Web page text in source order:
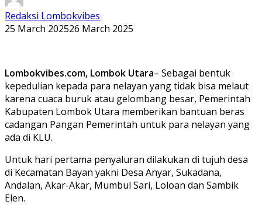
Redaksi Lombokvibes
25 March 202526 March 2025
Lombokvibes.com, Lombok Utara– Sebagai bentuk
kepedulian kepada para nelayan yang tidak bisa melaut
karena cuaca buruk atau gelombang besar, Pemerintah
Kabupaten Lombok Utara memberikan bantuan beras
cadangan Pangan Pemerintah untuk para nelayan yang
ada di KLU.
Untuk hari pertama penyaluran dilakukan di tujuh desa
di Kecamatan Bayan yakni Desa Anyar, Sukadana,
Andalan, Akar-Akar, Mumbul Sari, Loloan dan Sambik
Elen.